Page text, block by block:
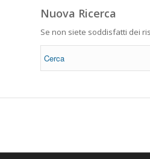
Nuova Ricerca
Se non siete soddisfatti dei